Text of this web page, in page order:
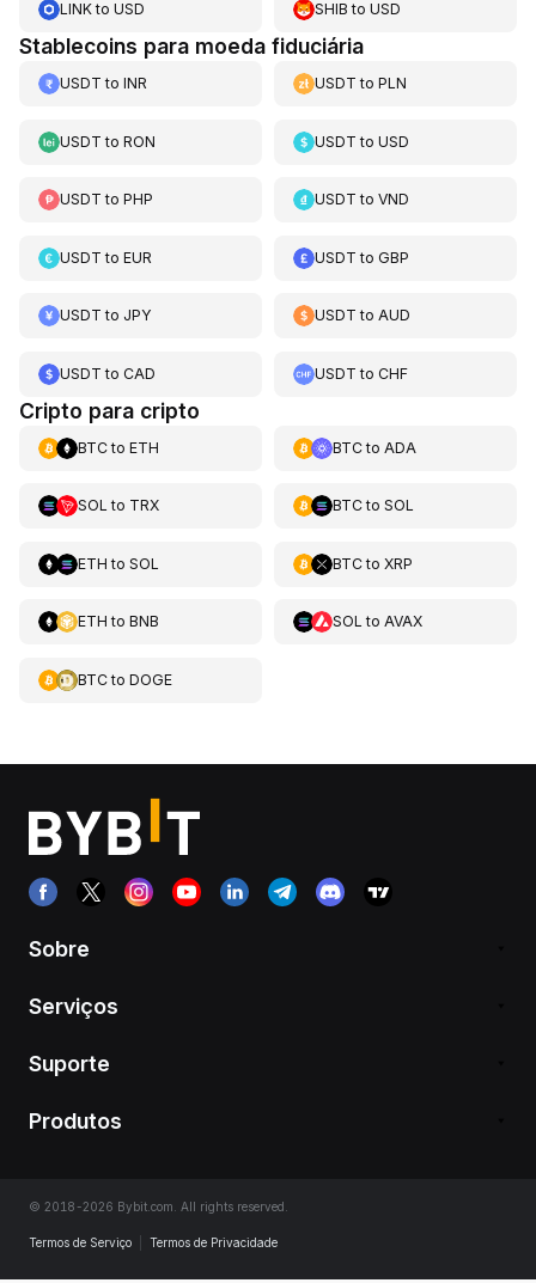
LINKto USD SHIB toUSD
Stablecoins para moeda fiduciária
USDT to INR USDT toPLN
USDT to RON USDT toUSD
USDT to PHP USDT toVND
USDT to EUR USDT toGBP
USDT to JPY USDT toAUD
USDT to CAD USDT toCHF
Cripto para cripto
BTCto ETH BTCto ADA
SOL to TRX BTCto SOL
ETH to SOL BTCto XRP
ETH to BNB SOL to AVAX
BTCto DOGE
Sobre
Serviços
Suporte
Produtos
© 2018-2026 Bybit.com. All rights reserved.
Termos de Serviço Termos de Privacidade